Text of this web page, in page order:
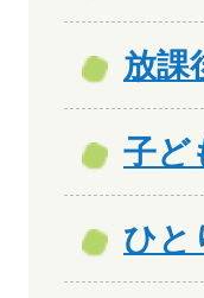
放課
子ど
ひと